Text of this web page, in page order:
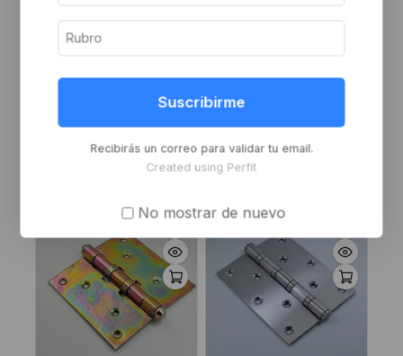
agujeros de hierro
Inicie sesión o
regístrese para ver el
de 2 arandelas
precio
Suscribirme
Recibirás un correo para validar tu email.
Created using Perfit
No mostrar de nuevo